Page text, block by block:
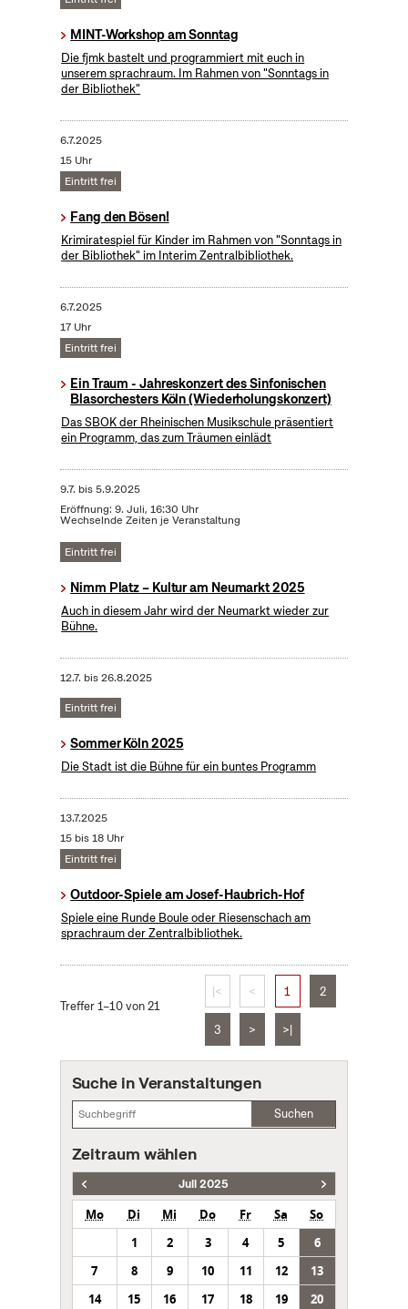
MINT-Workshop am Sonntag
Die fjmk bastelt und programmiert mit euch in
unserem sprachraum. Im Rahmen von "Sonntags in
der Bibliothek"
6.7.2025
15 Uhr
Eintritt frei
Fang den Bösen!
Krimiratespiel für Kinder im Rahmen von "Sonntags in
der Bibliothek" im Interim Zentralbibliothek.
6.7.2025
17 Uhr
Eintritt frei
Ein Traum - Jahreskonzert des Sinfonischen
Blasorchesters Köln (Wiederholungskonzert)
Das SBOK der Rheinischen Musikschule präsentiert
ein Programm, das zum Träumen einlädt
9.7. bis5.9.2025
Eröffnung: 9. Juli, 16:30 Uhr
Wechselnde Zeiten je Veranstaltung
Eintritt frei
Nimm Platz – Kultur am Neumarkt 2025
Auch in diesem Jahr wird der Neumarkt wieder zur
Bühne.
12.7. bis26.8.2025
Eintritt frei
Sommer Köln 2025
Die Stadt ist die Bühne für ein buntes Programm
13.7.2025
15 bis 18 Uhr
Eintritt frei
Outdoor-Spiele am Josef-Haubrich-Hof
Spiele eine Runde Boule oder Riesenschach am
sprachraum der Zentralbibliothek.
Treffer 1–10 von 21
|< < 1 2
3 > >|
Suche in Veranstaltungen
Suchen
Zeitraum wählen
Juli 2025
Mo Di Mi Do Fr Sa
So
1
2 3 4 5
6
7
8 9 10 11 12
13
14
15 16 17 18 19
20